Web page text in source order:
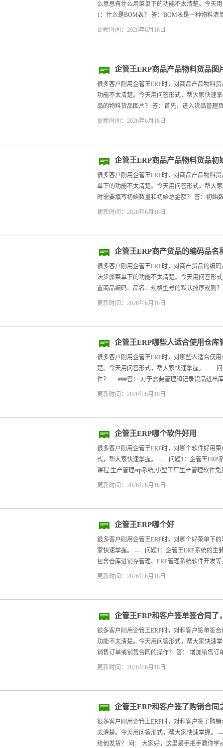
么意思有什么用菜单下的功能不太清楚。今天
1：什么是BOM表？ 答：BOM表是一种物料清
更新时间：2026年6月18日
企管王ERP商品产品物料货品图
很多客户刚用企管王ERP时，对商品产品物料
功能不太清楚。今天用问答形式，帮大家快速
品的物料货品图片？ 答：首先，进入货品管理
更新时间：2026年6月18日
企管王ERP商品产品物料货品初
很多客户刚用企管王ERP时，对商品产品物料
单下的功能不太清楚。今天用问答形式，帮大
时需要填写初始数量和初始总金额？ 答：初始
更新时间：2026年6月18日
企管王ERP商产货品的编码品名
方法步骤
很多客户刚用企管王ERP时，对商产货品的编
法步骤菜单下的功能不太清楚。今天用问答形
置商品编码、品名、规格型号的默认排序规则
更新时间：2026年6月18日
企管王ERP哪些人适合使用仓库
很多客户刚用企管王ERP时，对哪些人适合使
楚。今天用问答形式，帮大家快速掌握。 ---
件？ --- ###答： 对于需要管理和记录货品进出
更新时间：2026年6月18日
企管王ERP哪个软件好用
很多客户刚用企管王ERP时，对哪个软件好用
式，帮大家快速掌握。 --- 问题1：企管王ERP
课程,生产管理erp系统,小型工厂生产管理软件
更新时间：2026年6月18日
企管王ERP哪个好
很多客户刚用企管王ERP时，对哪个好菜单下
家快速掌握。 --- 问题1：企管王ERP系统的主
包含仓库进销存管理、ERP管理系统软件开发
更新时间：2026年6月18日
企管王ERP和客户签单签合同了
很多客户刚用企管王ERP时，对和客户签单签
功能不太清楚。今天用问答形式，帮大家快速
销售订单或销售合同的操作？ 答： 增加销售订
更新时间：2026年6月18日
企管王ERP和客户签了购销合同
很多客户刚用企管王ERP时，对和客户签了购
太清楚。今天用问答形式，帮大家快速掌握。
给他发货？ 问： 大家好，这里是手把手教你学